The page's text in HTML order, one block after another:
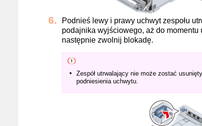
Podnieś lewy i prawy uchwyt zespołu
podajnika wyjściowego, aż do momentu
następnie zwolnij blokadę.
Zespół utrwalający nie może zostać
podniesienia uchwytu.